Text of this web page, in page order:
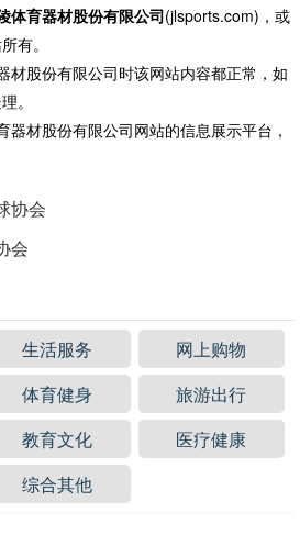
体育器材股份有限公司(jlsports.com)，或
有。
材股份有限公司时该网站内容都正常，如
。
器材股份有限公司网站的信息展示平台，
协会
会
生活服务
网上购物
体育健身
旅游出行
教育文化
医疗健康
综合其他